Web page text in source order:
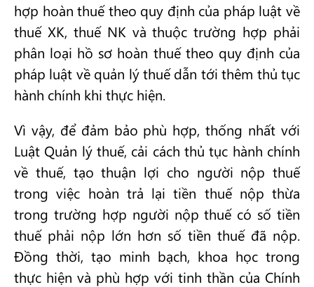
hợp hoàn thuế theo quy định của pháp luật về
thuế XK, thuế NK và thuộc trường hợp phải
phân loại hồ sơ hoàn thuế theo quy định của
pháp luật về quản lý thuế dẫn tới thêm thủ tục
hành chính khi thực hiện.
Vì vậy, để đảm bảo phù hợp, thống nhất với
Luật Quản lý thuế, cải cách thủ tục hành chính
về thuế, tạo thuận lợi cho người nộp thuế
trong việc hoàn trả lại tiền thuế nộp thừa
trong trường hợp người nộp thuế có số tiền
thuế phải nộp lớn hơn số tiền thuế đã nộp.
Đồng thời, tạo minh bạch, khoa học trong
thực hiện và phù hợp với tinh thần của Chính